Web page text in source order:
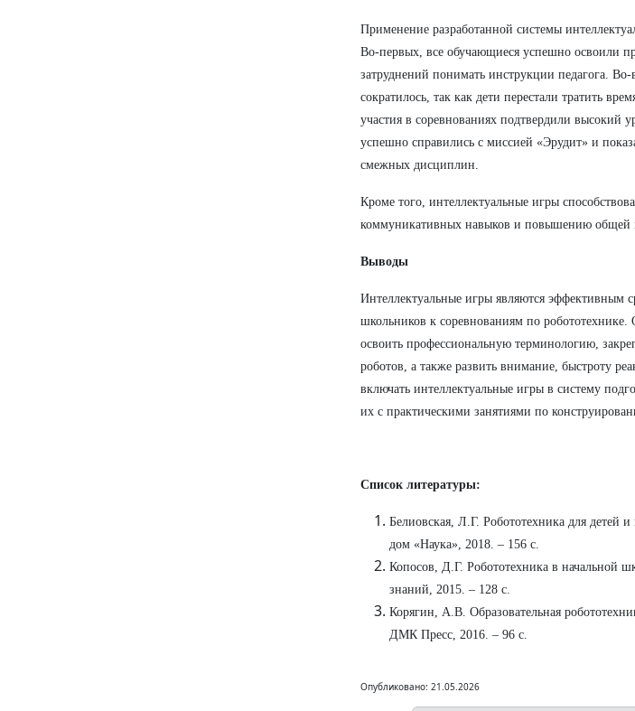
Применение разработанной системы
Во-первых, все обучающиеся успешно освоили
затруднений понимать инструкции педагога.
сократилось, так как дети перестали тратить
участия в соревнованиях подтвердили высокий
успешно справились с миссией «Эрудит» и
смежных дисциплин.
Кроме того, интеллектуальные игры
коммуникативных навыков и повышению общей
Выводы
Интеллектуальные игры являются эффективным
школьников к соревнованиям по
освоить профессиональную терминологию,
роботов, а также развить внимание, быстроту
включать интеллектуальные игры в систему
их с практическими занятиями по
Список литературы:
Белиовская, Л.Г. Робототехника для детей
дом «Наука», 2018. – 156 с.
Копосов, Д.Г. Робототехника в
знаний, 2015. – 128 с.
Корягин, А.В. Образовательная
ДМК Пресс, 2016. – 96 с.
Опубликовано: 21.05.2026